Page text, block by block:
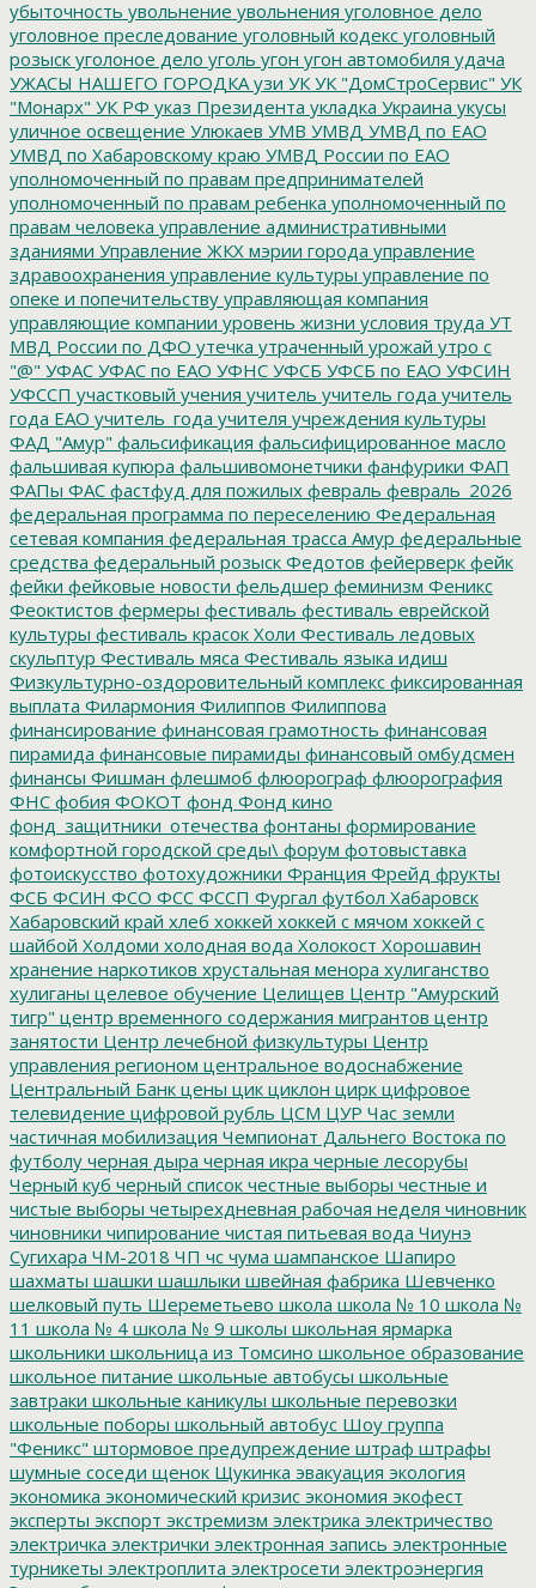
убыточность увольнение увольнения уголовное дело
уголовное преследование уголовный кодекс уголовный
розыск уголоное дело уголь угон угон автомобиля удача
УЖАСЫ НАШЕГО ГОРОДКА узи УК УК "ДомСтроСервис" УК
"Монарх" УК РФ указ Президента укладка Украина укусы
уличное освещение Улюкаев УМВ УМВД УМВД по ЕАО
УМВД по Хабаровскому краю УМВД России по ЕАО
уполномоченный по правам предпринимателей
уполномоченный по правам ребенка уполномоченный по
правам человека управление административными
зданиями Управление ЖКХ мэрии города управление
здравоохранения управление культуры управление по
опеке и попечительству управляющая компания
управляющие компании уровень жизни условия труда УТ
МВД России по ДФО утечка утраченный урожай утро с
"@" УФАС УФАС по ЕАО УФНС УФСБ УФСБ по ЕАО УФСИН
УФССП участковый учения учитель учитель года учитель
года ЕАО учитель_года учителя учреждения культуры
ФАД "Амур" фальсификация фальсифицированное масло
фальшивая купюра фальшивомонетчики фанфурики ФАП
ФАПы ФАС фастфуд для пожилых февраль февраль_2026
федеральная программа по переселению Федеральная
сетевая компания федеральная трасса Амур федеральные
средства федеральный розыск Федотов фейерверк фейк
фейки фейковые новости фельдшер феминизм Феникс
Феоктистов фермеры фестиваль фестиваль еврейской
культуры фестиваль красок Холи Фестиваль ледовых
скульптур Фестиваль мяса Фестиваль языка идиш
Физкультурно-оздоровительный комплекс фиксированная
выплата Филармония Филиппов Филиппова
финансирование финансовая грамотность финансовая
пирамида финансовые пирамиды финансовый омбудсмен
финансы Фишман флешмоб флюорограф флюорография
ФНС фобия ФОКОТ фонд Фонд кино
фонд_защитники_отечества фонтаны формирование
комфортной городской среды\ форум фотовыставка
фотоискусство фотохудожники Франция Фрейд фрукты
ФСБ ФСИН ФСО ФСС ФССП Фургал футбол Хабаровск
Хабаровский край хлеб хоккей хоккей с мячом хоккей с
шайбой Холдоми холодная вода Холокост Хорошавин
хранение наркотиков хрустальная менора хулиганство
хулиганы целевое обучение Целищев Центр "Амурский
тигр" центр временного содержания мигрантов центр
занятости Центр лечебной физкультуры Центр
управления регионом центральное водоснабжение
Центральный Банк цены цик циклон цирк цифровое
телевидение цифровой рубль ЦСМ ЦУР Час земли
частичная мобилизация Чемпионат Дальнего Востока по
футболу черная дыра черная икра черные лесорубы
Черный куб черный список честные выборы честные и
чистые выборы четырехдневная рабочая неделя чиновник
чиновники чипирование чистая питьевая вода Чиунэ
Сугихара ЧМ-2018 ЧП чс чума шампанское Шапиро
шахматы шашки шашлыки швейная фабрика Шевченко
шелковый путь Шереметьево школа школа № 10 школа №
11 школа № 4 школа № 9 школы школьная ярмарка
школьники школьница из Томсино школьное образование
школьное питание школьные автобусы школьные
завтраки школьные каникулы школьные перевозки
школьные поборы школьный автобус Шоу группа
"Феникс" штормовое предупреждение штраф штрафы
шумные соседи щенок Щукинка эвакуация экология
экономика экономический кризис экономия экофест
эксперты экспорт экстремизм электрика электричество
электричка электрички электронная запись электронные
турникеты электроплита электросети электроэнергия